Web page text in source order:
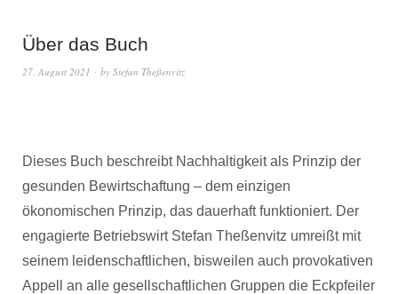
Über das Buch
27. August 2021 by Stefan Theßenvitz
Dieses Buch beschreibt Nachhaltigkeit als Prinzip der
gesunden Bewirtschaftung – dem einzigen
ökonomischen Prinzip, das dauerhaft funktioniert. Der
engagierte Betriebswirt Stefan Theßenvitz umreißt mit
seinem leidenschaftlichen, bisweilen auch provokativen
Appell an alle gesellschaftlichen Gruppen die Eckpfeiler